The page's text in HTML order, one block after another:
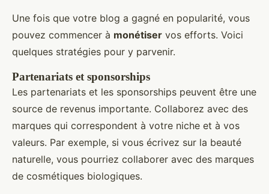
Une fois que votre blog a gagné en popularité, vous
pouvez commencer à monétiser vos efforts. Voici
quelques stratégies pour y parvenir.
Partenariats et sponsorships
Les partenariats et les sponsorships peuvent être une
source de revenus importante. Collaborez avec des
marques qui correspondent à votre niche et à vos
valeurs. Par exemple, si vous écrivez sur la beauté
naturelle, vous pourriez collaborer avec des marques
de cosmétiques biologiques.